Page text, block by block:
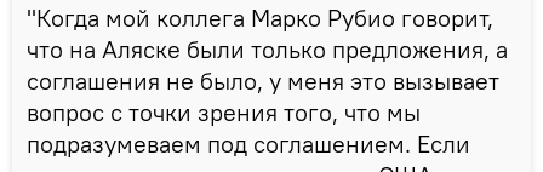
"Когда мой коллега Марко Рубио говорит,
что на Аляске были только предложения, а
соглашения не было, у меня это вызывает
вопрос с точки зрения того, что мы
подразумеваем под соглашением. Если